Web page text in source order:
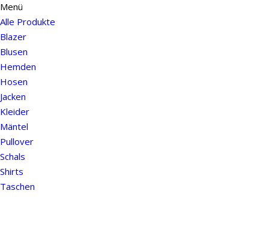
Menü
Alle Produkte
Blazer
Blusen
Hemden
Hosen
Jacken
Kleider
Mäntel
Pullover
Schals
Shirts
Taschen